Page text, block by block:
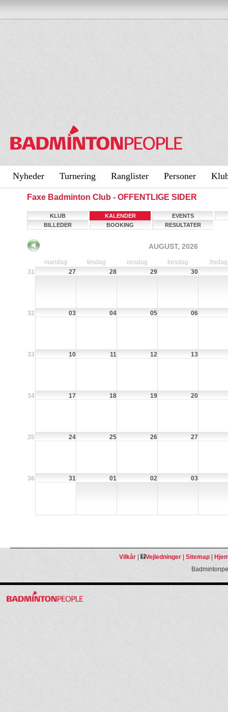
Nyheder Turnering Ranglister Personer
Faxe Badminton Club - OFFENTLIGE SIDER
KLUB KALENDER
EVENTS
BILLEDER
BOOKING RESULTATER
AUGUST, 2026
mandag tirsdag onsdag torsdag
fredag
31
27 28 29 30
32 03 04 05 06
33 10 11 12 13
34 17 18 19 20
35 24 25 26 27
36 31 01 02 03
Vilkår| Vejledninger| Sitemap|